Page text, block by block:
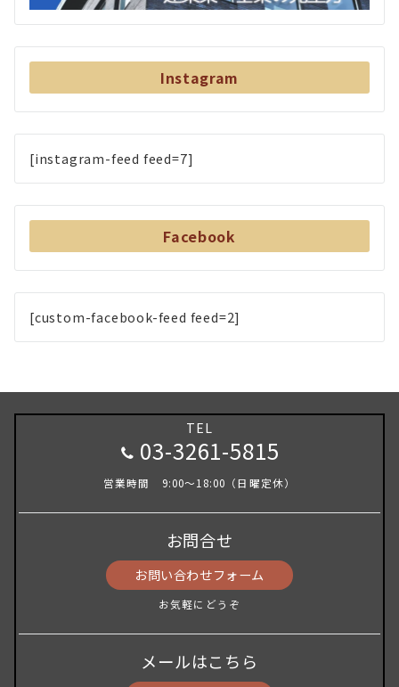
Instagram
[instagram-feed feed=7]
Facebook
[custom-facebook-feed feed=2]
TEL
03-3261-5815
営業時間 9:00～18:00（日曜定休）
お問合せ
お問い合わせフォーム
お気軽にどうぞ
メールはこちら